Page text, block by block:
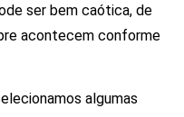
ser bem caótica, de
acontecem conforme
algumas